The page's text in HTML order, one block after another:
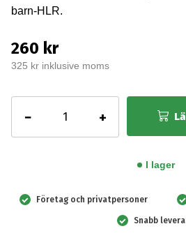
barn-HLR.
260 kr
325 kr inklusive moms
−
Baby
24-
+
I lager
Företag och privatpersoner
Snabb